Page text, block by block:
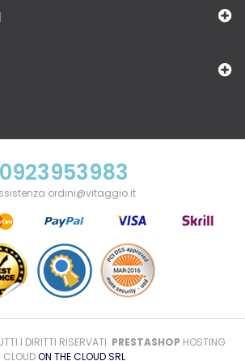
0923953983
ordini@vitaggio.it
I DIRITTI RISERVATI. PRESTASHOP HOSTING
CLOUDON THE CLOUD SRL